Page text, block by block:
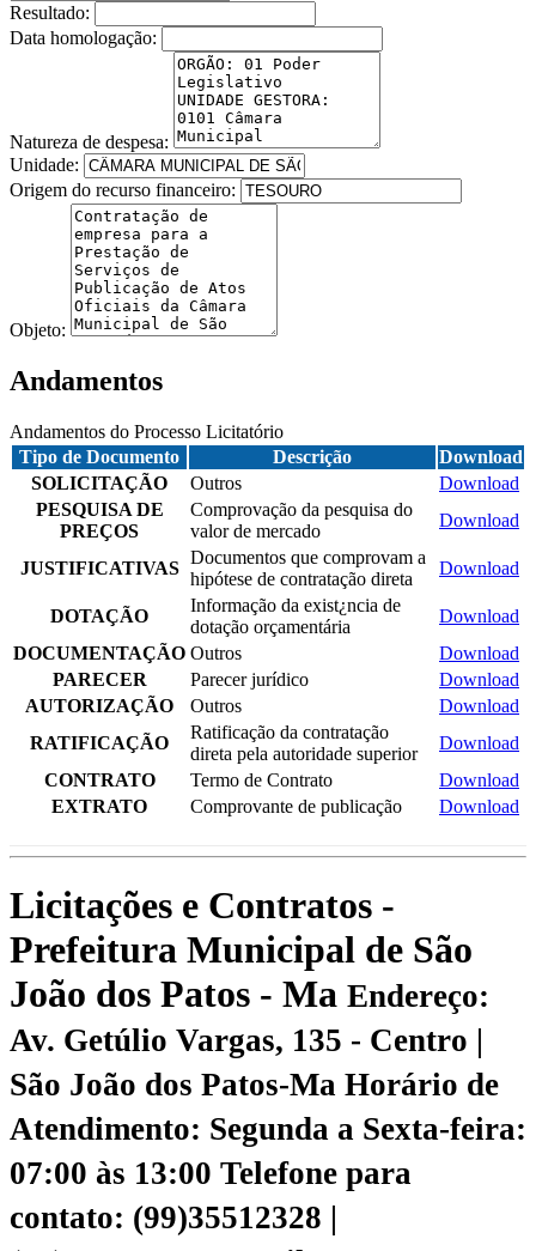
Resultado:
Data homologação:
Natureza de despesa:
Unidade:
Origem do recurso financeiro:
Objeto:
Andamentos
Andamentos do Processo Licitatório
Tipo de Documento
Descrição
Download
SOLICITAÇÃO
Outros
Download
PESQUISA DE
PREÇOS
Comprovação da pesquisa do
valor de mercado
Download
JUSTIFICATIVAS
Documentos que comprovam a
hipótese de contratação direta
Download
DOTAÇÃO
Informação da exist¿ncia de
dotação orçamentária
Download
DOCUMENTAÇÃO Outros
Download
PARECER
Parecer jurídico
Download
AUTORIZAÇÃO
Outros
Download
RATIFICAÇÃO
Ratificação da contratação
direta pela autoridade superior
Download
CONTRATO
Termo de Contrato
Download
EXTRATO
Comprovante de publicação Download
Licitações e Contratos -
Prefeitura Municipal de São
João dos Patos - Ma Endereço:
Av. Getúlio Vargas, 135 - Centro |
São João dos Patos-Ma Horário de
Atendimento: Segunda a Sexta-feira:
07:00 às 13:00 Telefone para
contato: (99)35512328 |